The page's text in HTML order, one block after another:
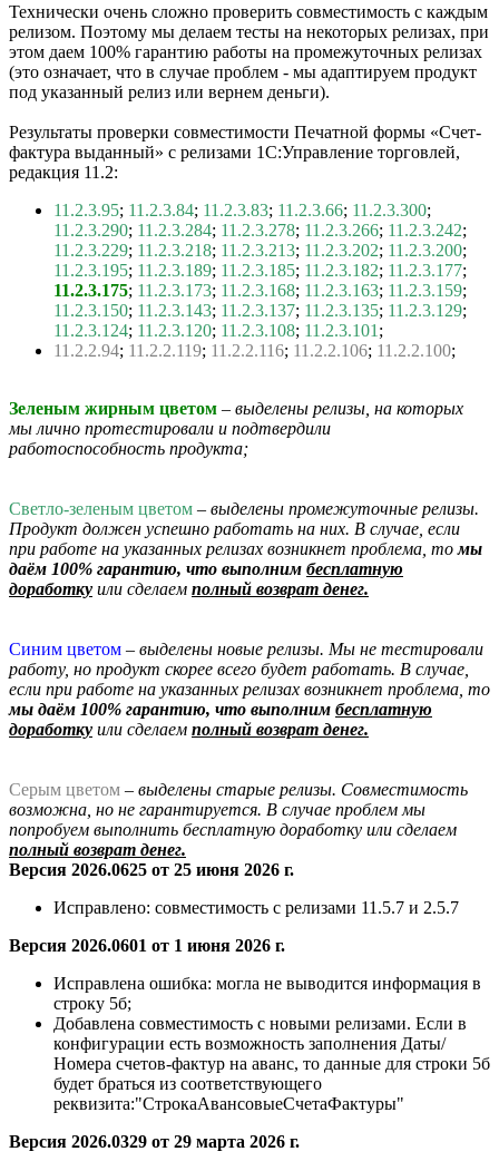
Технически очень сложно проверить совместимость с каждым
релизом. Поэтому мы делаем тесты на некоторых релизах, при
этом даем 100% гарантию работы на промежуточных релизах
(это означает, что в случае проблем - мы адаптируем продукт
под указанный релиз или вернем деньги).
Результаты проверки совместимости Печатной формы «Счет-
фактура выданный» с релизами 1С:Управление торговлей,
редакция 11.2:
11.2.3.95; 11.2.3.84; 11.2.3.83; 11.2.3.66; 11.2.3.300;
11.2.3.290; 11.2.3.284; 11.2.3.278; 11.2.3.266; 11.2.3.242;
11.2.3.229; 11.2.3.218; 11.2.3.213; 11.2.3.202; 11.2.3.200;
11.2.3.195; 11.2.3.189; 11.2.3.185; 11.2.3.182; 11.2.3.177;
11.2.3.175; 11.2.3.173; 11.2.3.168; 11.2.3.163; 11.2.3.159;
11.2.3.150; 11.2.3.143; 11.2.3.137; 11.2.3.135; 11.2.3.129;
11.2.3.124; 11.2.3.120; 11.2.3.108; 11.2.3.101 ;
11.2.2.94; 11.2.2.119; 11.2.2.116; 11.2.2.106; 11.2.2.100;
Зеленым жирным цветом – выделены релизы, на которых
мы лично протестировали и подтвердили
работоспособность продукта;
Светло-зеленым цветом – выделены промежуточные релизы.
Продукт должен успешно работать на них. В случае, если
при работе на указанных релизах возникнет проблема, томы
даём 100% гарантию, что выполним бесплатную
доработку или сделаем полный возврат денег.
Синим цветом – выделены новые релизы. Мы не тестировали
работу, но продукт скорее всего будет работать. В случае,
если при работе на указанных релизах возникнет проблема, то
мы даём 100% гарантию, что выполним бесплатную
доработку или сделаем полный возврат денег.
Серым цветом – выделены старые релизы. Совместимость
возможна, но не гарантируется. В случае проблем мы
попробуем выполнить бесплатную доработку или сделаем
полный возврат денег.
Версия 2026.0625 от 25 июня 2026 г.
Исправлено: совместимость с релизами 11.5.7 и 2.5.7
Версия 2026.0601 от 1 июня 2026 г.
Исправлена ошибка: могла не выводится информация в
строку 5б;
Добавлена совместимость с новыми релизами. Если в
конфигурации есть возможность заполнения Даты/
Номера счетов-фактур на аванс, то данные для строки 5б
будет браться из соответствующего
реквизита:"СтрокаАвансовыеСчетаФактуры"
Версия 2026.0329 от 29 марта 2026 г.